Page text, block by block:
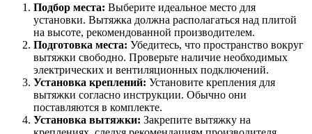
Подбор места: Выберите идеальное место для
установки. Вытяжка должна располагаться над плитой
на высоте, рекомендованной производителем.
Подготовка места: Убедитесь, что пространство вокруг
вытяжки свободно. Проверьте наличие необходимых
электрических и вентиляционных подключений.
Установка креплений: Установите крепления для
вытяжки согласно инструкции. Обычно они
поставляются в комплекте.
Установка вытяжки: Закрепите вытяжку на